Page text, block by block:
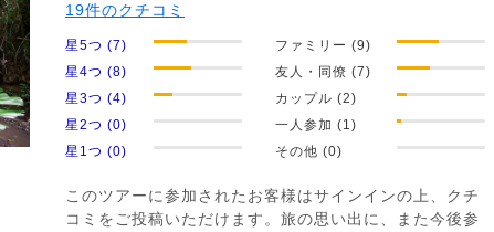
19件のクチコミ
星5つ (7)
星4つ (8)
星3つ (4)
星2つ (0)
星1つ (0)
ファミリー (9)
友人・同僚 (7)
カップル (2)
一人参加 (1)
その他 (0)
このツアーに参加されたお客様はサインインの上、クチ
コミをご投稿いただけます。旅の思い出に、また今後参